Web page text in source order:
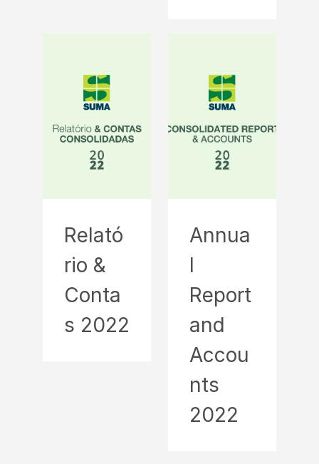
Relató
rio &
Conta
s 2022
Annua
l
Report
and
Accou
nts
2022